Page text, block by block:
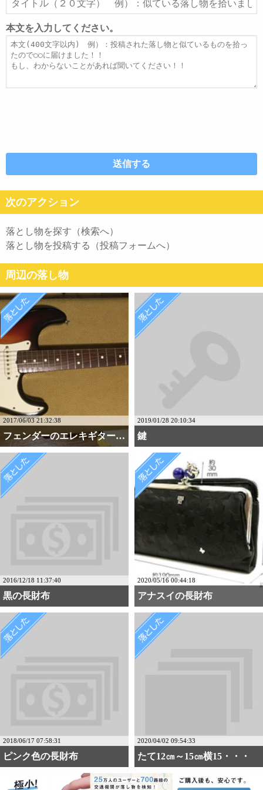
ド
レ
ス
イ
ト
ル
本文を入力してください。
本
文
次のアクション
落とし物を探す（検索へ）
落とし物を投稿する（投稿フォームへ）
周辺の落し物
2017/06/03 21:32:38
フェンダーのエレキギター・・・
2019/01/28 20:10:34
鍵
2016/12/18 11:37:40
黒の長財布
2020/05/16 00:44:18
アナスイの長財布
2018/06/17 07:58:31
ピンク色の長財布
2020/04/02 09:54:33
たて12㎝～15㎝横15・・・